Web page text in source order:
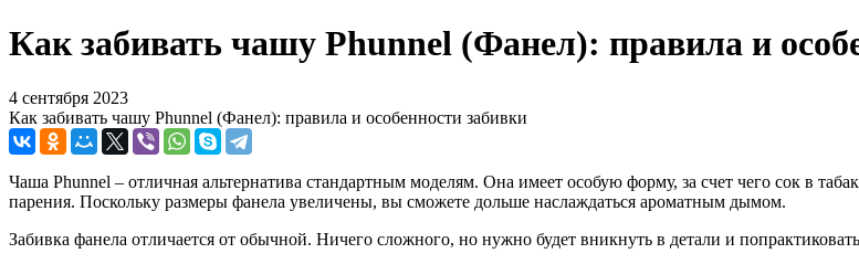
Как забивать чашу Phunnel (Фанел): правила и
4 сентября 2023
Как забивать чашу Phunnel (Фанел): правила и особенности забивки
Чаша Phunnel – отличная альтернатива стандартным моделям. Она имеет особую форму, за счет чего сок в
парения. Поскольку размеры фанела увеличены, вы сможете дольше наслаждаться ароматным дымом.
Забивка фанела отличается от обычной. Ничего сложного, но нужно будет вникнуть в детали и